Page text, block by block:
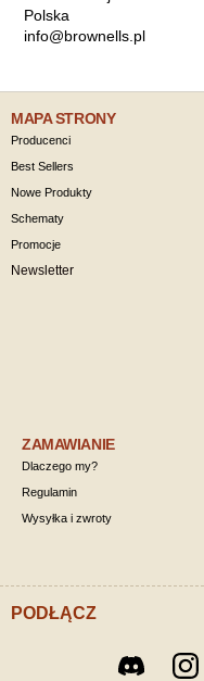
Polska
info@brownells.pl
MAPA STRONY
Producenci
Best Sellers
Nowe Produkty
Schematy
Promocje
Newsletter
ZAMAWIANIE
Dlaczego my?
Regulamin
Wysyłka i zwroty
PODŁĄCZ
Discord